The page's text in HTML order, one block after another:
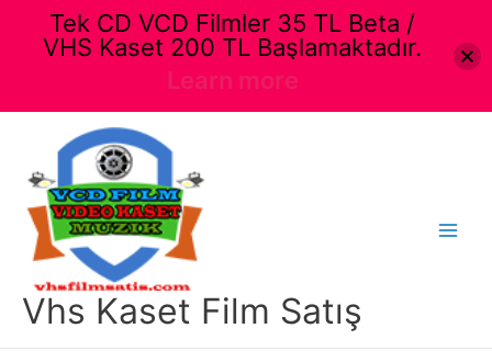
Vhs Kaset Film Satış
Tek CD VCD Filmler 35 TL Beta /
VHS Kaset 200 TL Başlamaktadır.
Learn more